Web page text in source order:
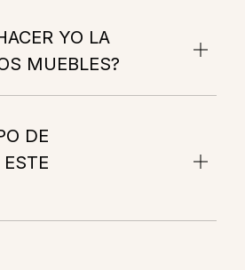
YO LA
MUEBLES?
DE